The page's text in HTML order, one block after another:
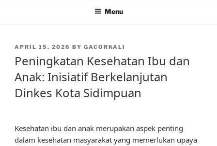
Menu
POSTED
APRIL 15, 2026 BY GACORKALI
Peningkatan Kesehatan Ibu dan
Anak: Inisiatif Berkelanjutan
Dinkes Kota Sidimpuan
Kesehatan ibu dan anak merupakan aspek penting
dalam kesehatan masyarakat yang memerlukan upaya